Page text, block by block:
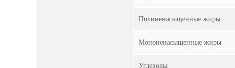
Полиненасыщенные жиры
Мононенасыщенные жиры
Углеводы